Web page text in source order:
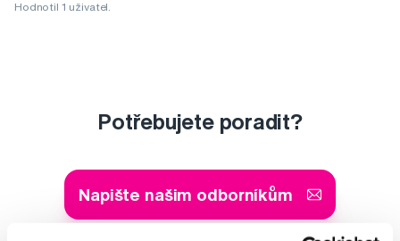
Hodnotil 1 uživatel.
Potřebujete poradit?
Napište našim odborníkům